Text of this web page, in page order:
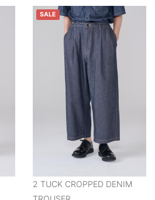
SALE
2 TUCK CROPPED DENIM